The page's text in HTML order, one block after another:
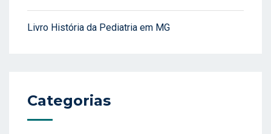
Livro História da Pediatria em MG
Categorias